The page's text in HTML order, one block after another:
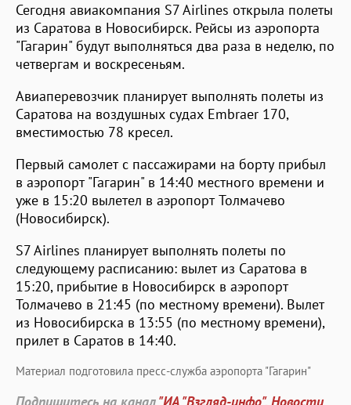
Сегодня авиакомпания S7 Airlines открыла полеты
из Саратова в Новосибирск. Рейсы из аэропорта
"Гагарин" будут выполняться два раза в неделю, по
четвергам и воскресеньям.
Авиаперевозчик планирует выполнять полеты из
Саратова на воздушных судах Embraer 170,
вместимостью 78 кресел.
Первый самолет с пассажирами на борту прибыл
в аэропорт "Гагарин" в 14:40 местного времени и
уже в 15:20 вылетел в аэропорт Толмачево
(Новосибирск).
S7 Airlines планирует выполнять полеты по
следующему расписанию: вылет из Саратова в
15:20, прибытие в Новосибирск в аэропорт
Толмачево в 21:45 (по местному времени). Вылет
из Новосибирска в 13:55 (по местному времени),
прилет в Саратов в 14:40.
Материал подготовила пресс-служба аэропорта "Гагарин"